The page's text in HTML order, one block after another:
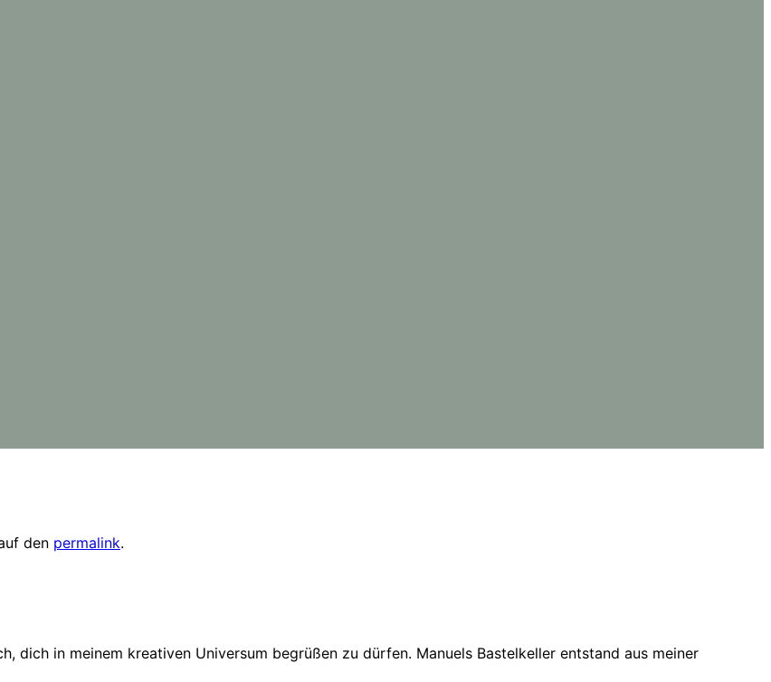
den permalink.
dich in meinem kreativen Universum begrüßen zu dürfen. Manuels Bastelkeller entstand aus meiner